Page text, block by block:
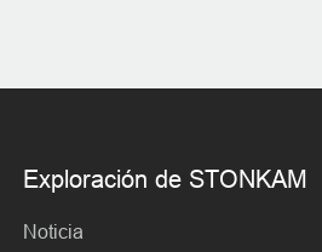
Exploración de STONKAM
Noticia